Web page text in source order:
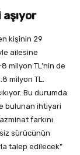
kişinin 29
ailesine
milyon TL’nin de
milyon TL.
Bu durumda
bulunan ihtiyari
farkını
sürücünün
talep edilecek”